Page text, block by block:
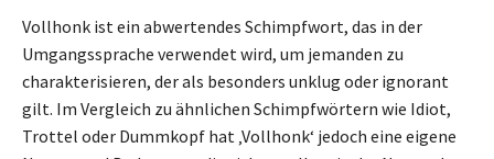
Vollhonk ist ein abwertendes Schimpfwort, das in der
Umgangssprache verwendet wird, um jemanden zu
charakterisieren, der als besonders unklug oder ignorant
gilt. Im Vergleich zu ähnlichen Schimpfwörtern wie Idiot,
Trottel oder Dummkopf hat ‚Vollhonk‘ jedoch eine eigene